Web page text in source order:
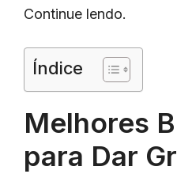
Continue lendo.
Índice
Melhores
para Dar